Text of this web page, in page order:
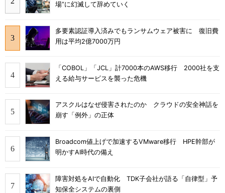
場”に幻滅して辞めていく
多要素認証導入済みでもランサムウェア被害に 復旧費
用は平均2億7000万円
「COBOL」「JCL」計7000本のAWS移行 2000社を支
える給与サービスを襲った危機
アスクルはなぜ侵害されたのか クラウドの安全神話を
崩す「例外」の正体
Broadcom値上げで加速するVMware移行 HPE幹部が
明かすAI時代の備え
障害対処をAIで自動化 TDK子会社が語る「自律型」予
知保全システムの裏側